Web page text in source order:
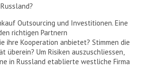
Outsourcing und Investitionen. Eine
richtigen Partnern
ihre Kooperation anbietet? Stimmen die
Um Risiken auszuschliessen,
in Russland etablierte westliche Firma